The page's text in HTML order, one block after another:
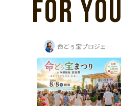
FOR YOU
命どぅ宝プロジェクト実行委員